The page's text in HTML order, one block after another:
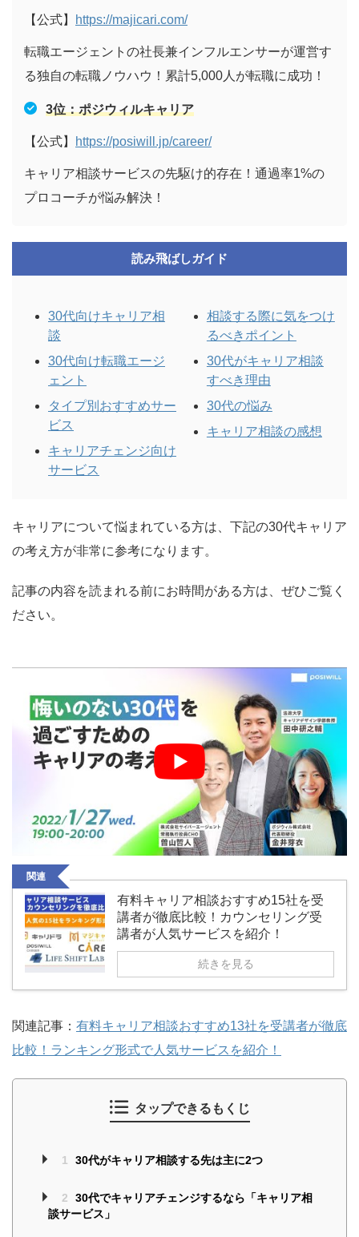
【公式】 https://majicari.com/
転職エージェントの社長兼インフルエンサーが運営す
る独自の転職ノウハウ！累計5,000人が転職に成功！
3位：ポジウィルキャリア
【公式】 https://posiwill.jp/career/
キャリア相談サービスの先駆け的存在！通過率1%の
プロコーチが悩み解決！
読み飛ばしガイド
30代向けキャリア相
談
30代向け転職エージ
ェント
タイプ別おすすめサー
ビス
キャリアチェンジ向け
サービス
相談する際に気をつけ
るべきポイント
30代がキャリア相談
すべき理由
30代の悩み
キャリア相談の感想
キャリアについて悩まれている方は、下記の30代キャリア
の考え方が非常に参考になります。
記事の内容を読まれる前にお時間がある方は、ぜひご覧く
ださい。
関連
有料キャリア相談おすすめ15社を受
講者が徹底比較！カウンセリング受
講者が人気サービスを紹介！
続きを見る
関連記事： 有料キャリア相談おすすめ13社を受講者が徹底
比較！ランキング形式で人気サービスを紹介！
タップできるもくじ
1 30代がキャリア相談する先は主に2つ
2
30代でキャリアチェンジするなら「キャリア相
談サービス」